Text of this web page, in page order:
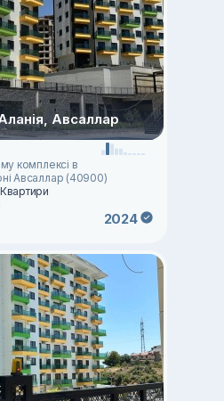
Авсаллар
комплексі в
Авсаллар (40900)
Квартири
2024